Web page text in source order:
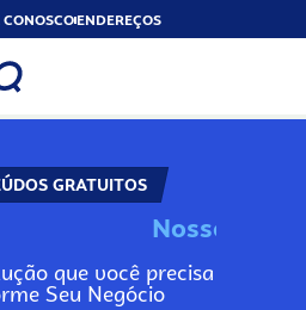
ENDEREÇOS
GRATUITOS
No
que você precisa
Seu Negócio